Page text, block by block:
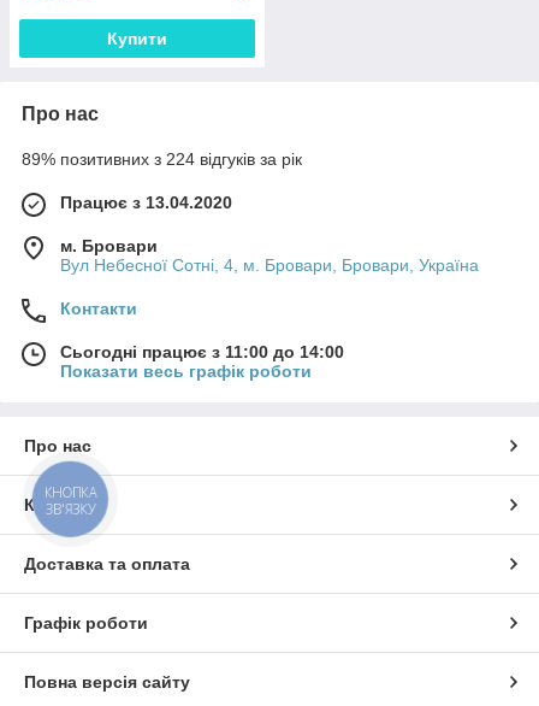
Купити
Про нас
89% позитивних з 224 відгуків за рік
Працює з 13.04.2020
м. Бровари
Вул Небесної Сотні, 4, м. Бровари, Бровари, Україна
Контакти
Сьогодні працює з 11:00 до 14:00
Показати весь графік роботи
Про нас
Контакти
Доставка та оплата
Графік роботи
Повна версія сайту
КНОПКА
ЗВ'ЯЗКУ